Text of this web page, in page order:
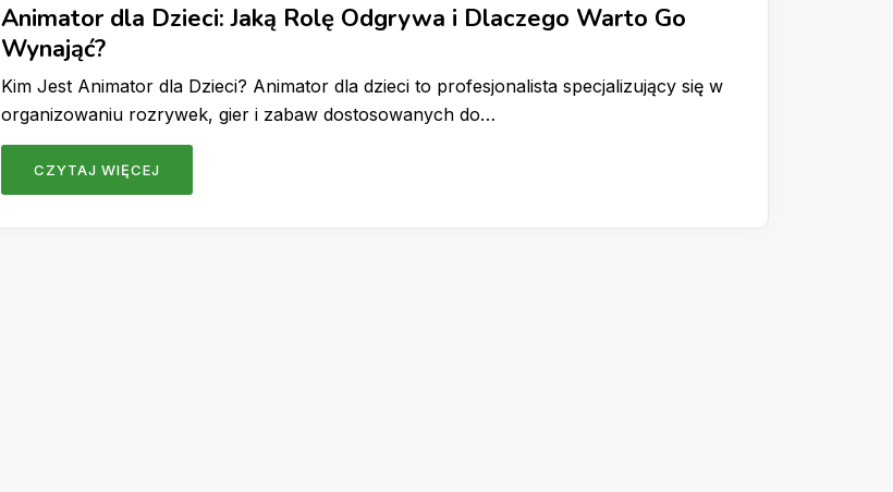
Animator dla Dzieci: Jaką Rolę Odgrywa i Dlaczego Warto Go
Wynająć?
Kim Jest Animator dla Dzieci? Animator dla dzieci to profesjonalista specjalizujący się w
organizowaniu rozrywek, gier i zabaw dostosowanych do…
CZYTAJ WIĘCEJ